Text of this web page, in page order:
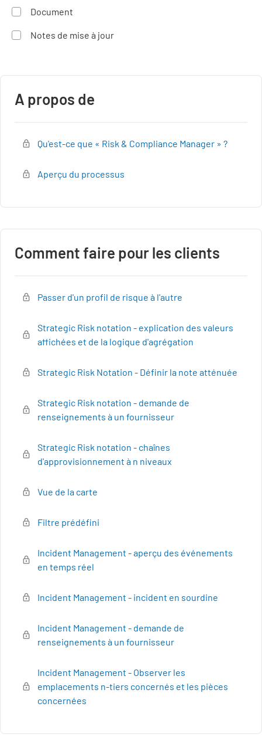
Document
Notes de mise à jour
A propos de
Qu'est-ce que « Risk & Compliance Manager » ?
Aperçu du processus
Comment faire pour les clients
Passer d'un profil de risque à l'autre
Strategic Risk notation - explication des valeurs
affichées et de la logique d'agrégation
Strategic Risk Notation - Définir la note atténuée
Strategic Risk notation - demande de
renseignements à un fournisseur
Strategic Risk notation - chaînes
d'approvisionnement à n niveaux
Vue de la carte
Filtre prédéfini
Incident Management - aperçu des événements
en temps réel
Incident Management - incident en sourdine
Incident Management - demande de
renseignements à un fournisseur
Incident Management - Observer les
emplacements n-tiers concernés et les pièces
concernées